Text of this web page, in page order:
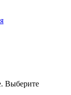
Выберите